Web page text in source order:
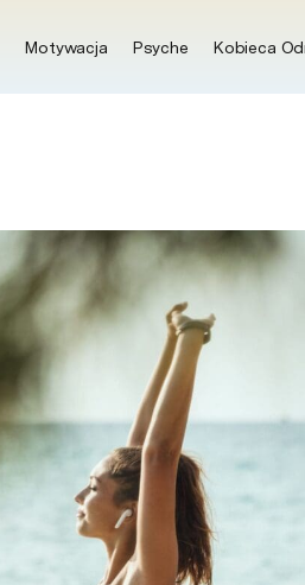
Motywacja Psyche Kobieca